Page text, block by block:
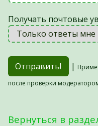
Получать почтовые
|
после проверки
Вернуться в